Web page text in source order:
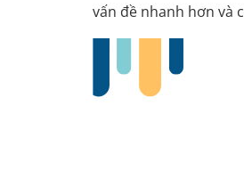
vấn đề nhanh hơn và